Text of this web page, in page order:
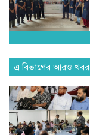
এ বিভাগের আরও খবর